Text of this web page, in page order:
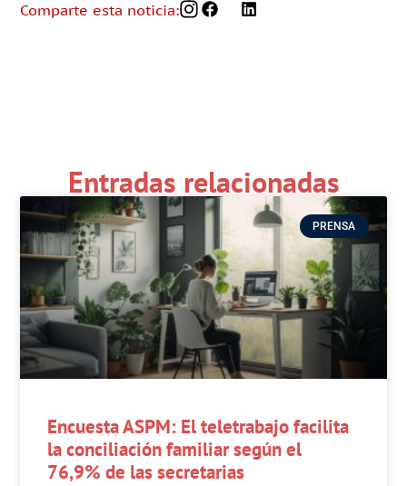
Comparte esta noticia:
Entradas relacionadas
PRENSA
Encuesta ASPM: El teletrabajo facilita
la conciliación familiar según el
76,9% de las secretarias